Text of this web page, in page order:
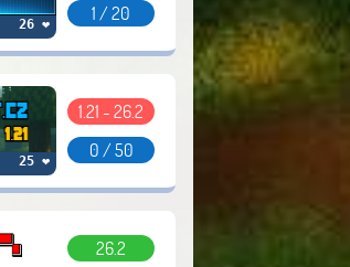
26 ❤
1 / 20
25 ❤
1.21 - 26.2
0 / 50
26.2